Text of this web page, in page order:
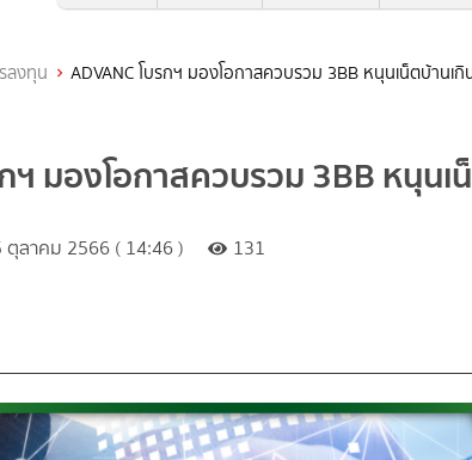
ลงทุน ADVANC โบรกฯ มองโอกาสควบรวม 3BB หนุนเน็ตบ้านเกิ
ฯ มองโอกาสควบรวม 3BB หนุน
ตุลาคม 2566 ( 14:46 ) 131